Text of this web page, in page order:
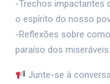
-Trechos impactantes
o espírito do nosso
-Reflexões sobre
paraíso dos miseráveis.
Junte-se à